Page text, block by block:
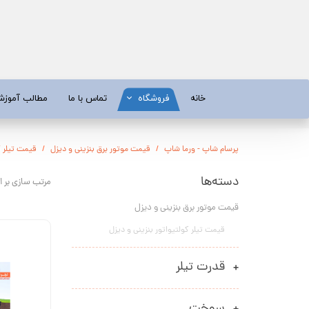
خانه فروشگاه
آبسردکن و دستگاه تصفیه آب
ابزار و قطعات
پمپ آب
موتور پمپ
تماس با ما مطالب
تیلر
شناور
پمپ آب
پرسام شاپ - ورما شاپ قیمت موتور برق بنزینی و دیزل قیمت تیلر
دسته‌ها
قیمت موتور برق بنزینی و دیزل
قیمت تیلر کولتیواتور بنزینی و دیزل
قدرت تیلر
مرتب سازی